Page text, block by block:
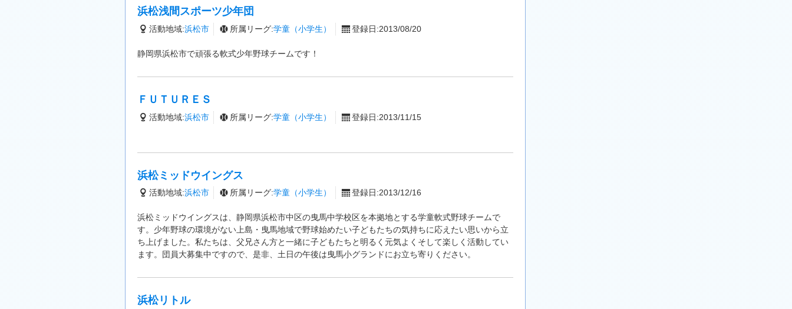
浜松浅間スポーツ少年団
活動地域:浜松市 所属リーグ:学童（小学生） 登録日:2013/08/20
静岡県浜松市で頑張る軟式少年野球チームです！
ＦＵＴＵＲＥＳ
活動地域:浜松市 所属リーグ:学童（小学生） 登録日:2013/11/15
浜松ミッドウイングス
活動地域:浜松市 所属リーグ:学童（小学生） 登録日:2013/12/16
浜松ミッドウイングスは、静岡県浜松市中区の曳馬中学校区を本拠地とする学童軟式野球チームで
す。少年野球の環境がない上島・曳馬地域で野球始めたい子どもたちの気持ちに応えたい思いから立
ち上げました。私たちは、父兄さん方と一緒に子どもたちと明るく元気よくそして楽しく活動してい
ます。団員大募集中ですので、是非、土日の午後は曳馬小グランドにお立ち寄りください。
浜松リトル